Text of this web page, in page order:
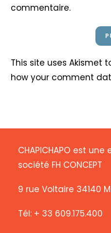
commentaire.
This site uses Akismet
how your comment
CHAPICHAPO est
société FH CONCEPT
9 rue Voltaire 34140
Tél: + 33 609.175.400